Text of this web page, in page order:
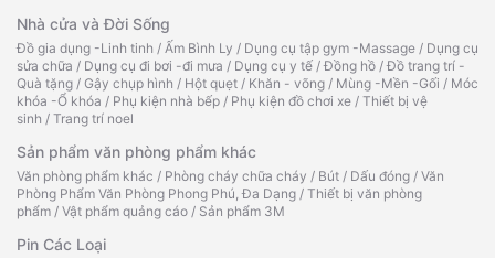
Nhà cửa và Đời Sống
Đồ gia dụng -Linh tinh / Ấm Bình Ly / Dụng cụ tập gym -Massage / Dụng cụ
sửa chữa / Dụng cụ đi bơi -đi mưa / Dụng cụ y tế /Đồng hồ /Đồ trang trí -
Quà tặng / Gậy chụp hình / Hột quẹt / Khăn - võng / Mùng -Mền -Gối / Móc
khóa -Ổ khóa / Phụ kiện nhà bếp / Phụ kiện đồ chơi xe / Thiết bị vệ
sinh / Trang trí noel
Sản phẩm văn phòng phẩm khác
Văn phòng phẩm khác / Phòng cháy chữa cháy / Bút / Dấu đóng / Văn
Phòng Phẩm Văn Phòng Phong Phú, Đa Dạng / Thiết bị văn phòng
phẩm / Vật phẩm quảng cáo / Sản phẩm 3M
Pin Các Loại